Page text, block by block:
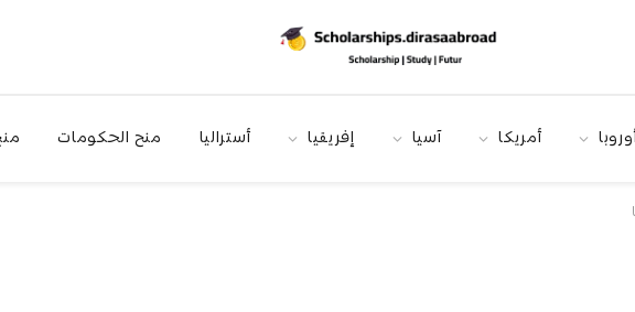
أمريكا آسيا إفريقيا أستراليا منح الحكومات